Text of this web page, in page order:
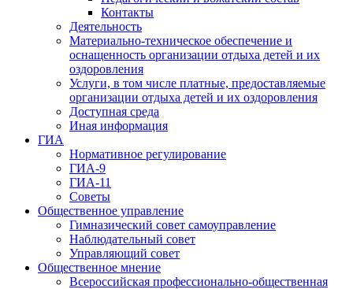
Контакты
Деятельность
Материально-техническое обеспечение и
оснащенность организации отдыха детей и их
оздоровления
Услуги, в том числе платные, предоставляемые
организации отдыха детей и их оздоровления
Доступная среда
Иная информация
ГИА
Нормативное регулирование
ГИА-9
ГИА-11
Советы
Общественное управление
Гимназический совет самоуправление
Наблюдательный совет
Управляющий совет
Общественное мнение
Всероссийская профессионально-общественная